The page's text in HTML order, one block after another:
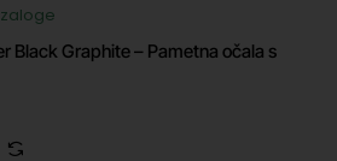
Black Graphite – Pametna očala s